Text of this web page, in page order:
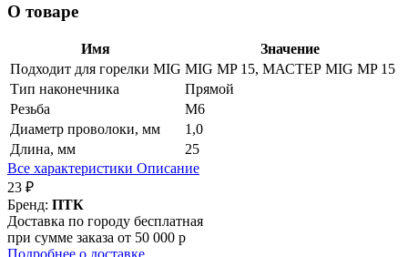
О товаре
Имя
Значение
Подходит для горелки MIG MIG MP 15, МАСТЕР MIG MP 15
Тип наконечника
Прямой
Резьба
М6
Диаметр проволоки, мм
1,0
Длина, мм
25
Все характеристики Описание
23 ₽
Бренд: ПТК
Доставка по городу бесплатная
при сумме заказа от 50 000 р